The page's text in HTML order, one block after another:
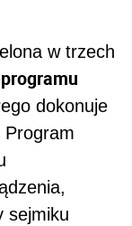
w trzech
programu
dokonuje
Program
sejmiku